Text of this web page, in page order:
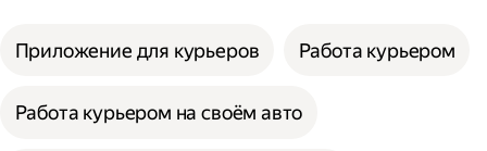
Приложение для курьеров Работа курьером
Работа курьером на своём авто